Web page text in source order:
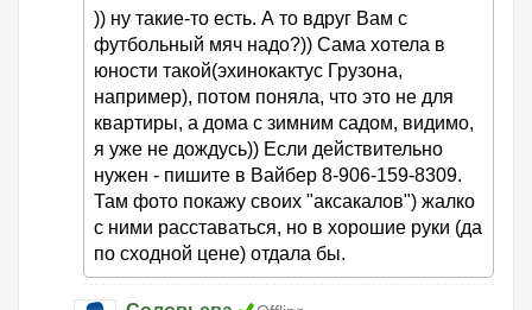
)) ну такие-то есть. А то вдруг Вам с
футбольный мяч надо?)) Сама хотела в
юности такой(эхинокактус Грузона,
например), потом поняла, что это не для
квартиры, а дома с зимним садом, видимо,
я уже не дождусь)) Если действительно
нужен - пишите в Вайбер 8-906-159-8309.
Там фото покажу своих "аксакалов") жалко
с ними расставаться, но в хорошие руки (да
по сходной цене) отдала бы.